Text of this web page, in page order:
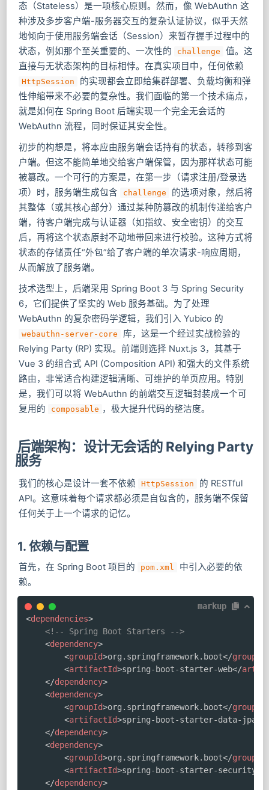
态（Stateless）是一项核心原则。然而，像 WebAuthn 这
种涉及多步客户端-服务器交互的复杂认证协议，似乎天然
地倾向于使用服务端会话（Session）来暂存握手过程中的
状态，例如那个至关重要的、一次性的
challenge
值。这
直接与无状态架构的目标相悖。在真实项目中，任何依赖
HttpSession
的实现都会立即给集群部署、负载均衡和弹
性伸缩带来不必要的复杂性。我们面临的第一个技术痛点，
就是如何在 Spring Boot 后端实现一个完全无会话的
WebAuthn 流程，同时保证其安全性。
初步的构想是，将本应由服务端会话持有的状态，转移到客
户端。但这不能简单地交给客户端保管，因为那样状态可能
被篡改。一个可行的方案是，在第一步（请求注册/登录选
项）时，服务端生成包含
challenge
的选项对象，然后将
其整体（或其核心部分）通过某种防篡改的机制传递给客户
端，待客户端完成与认证器（如指纹、安全密钥）的交互
后，再将这个状态原封不动地带回来进行校验。这种方式将
状态的存储责任“外包”给了客户端的单次请求-响应周期，
从而解放了服务端。
技术选型上，后端采用 Spring Boot 3 与 Spring Security
6，它们提供了坚实的 Web 服务基础。为了处理
WebAuthn 的复杂密码学逻辑，我们引入 Yubico 的
webauthn-server-core
库，这是一个经过实战检验的
Relying Party (RP) 实现。前端则选择 Nuxt.js 3，其基于
Vue 3 的组合式 API (Composition API) 和强大的文件系统
路由，非常适合构建逻辑清晰、可维护的单页应用。特别
是，我们可以将 WebAuthn 的前端交互逻辑封装成一个可
复用的
composable ，极大提升代码的整洁度。
后端架构：设计无会话的 Relying Party
服务
我们的核心是设计一套不依赖 HttpSession
的 RESTful
API。这意味着每个请求都必须是自包含的，服务端不保留
任何关于上一个请求的记忆。
1. 依赖与配置
首先，在 Spring Boot 项目的 pom.xml
中引入必要的依
赖。
markup
<dependencies>
<!-- Spring Boot Starters -->
<dependency>
<groupId>org.springframework.boot</groupId
<artifactId>spring-boot-starter-web</
</dependency>
<dependency>
<groupId>org.springframework.boot</groupId
<artifactId>spring-boot-starter-data-jpa
</dependency>
<dependency>
<groupId>org.springframework.boot</groupId
<artifactId>spring-boot-starter-security
</dependency>